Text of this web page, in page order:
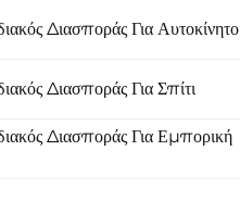
Διασποράς Για Αυτοκίνητο
Διασποράς Για Σπίτι
Διασποράς Για Εμπορική